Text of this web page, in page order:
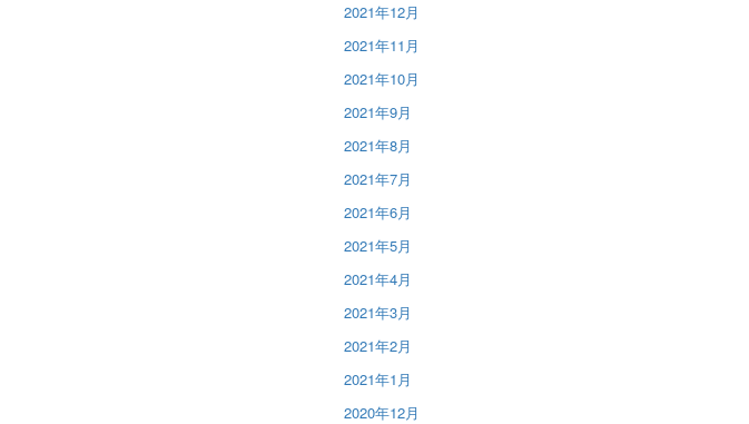
2021年12月
2021年11月
2021年10月
2021年9月
2021年8月
2021年7月
2021年6月
2021年5月
2021年4月
2021年3月
2021年2月
2021年1月
2020年12月